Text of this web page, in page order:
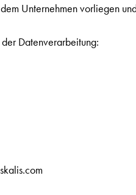
Unternehmen vorliegen
Datenverarbeitung: